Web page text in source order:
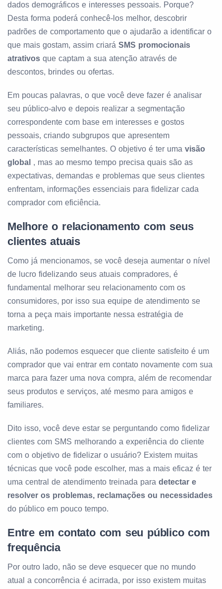
dados demográficos e interesses pessoais. Porque?
Desta forma poderá conhecê-los melhor, descobrir
padrões de comportamento que o ajudarão a identificar o
que mais gostam, assim criará SMS promocionais
atrativos que captam a sua atenção através de
descontos, brindes ou ofertas.
Em poucas palavras, o que você deve fazer é analisar
seu público-alvo e depois realizar a segmentação
correspondente com base em interesses e gostos
pessoais, criando subgrupos que apresentem
características semelhantes. O objetivo é ter uma visão
global , mas ao mesmo tempo precisa quais são as
expectativas, demandas e problemas que seus clientes
enfrentam, informações essenciais para fidelizar cada
comprador com eficiência.
Melhore o relacionamento com seus
clientes atuais
Como já mencionamos, se você deseja aumentar o nível
de lucro fidelizando seus atuais compradores, é
fundamental melhorar seu relacionamento com os
consumidores, por isso sua equipe de atendimento se
torna a peça mais importante nessa estratégia de
marketing.
Aliás, não podemos esquecer que cliente satisfeito é um
comprador que vai entrar em contato novamente com sua
marca para fazer uma nova compra, além de recomendar
seus produtos e serviços, até mesmo para amigos e
familiares.
Dito isso, você deve estar se perguntando como fidelizar
clientes com SMS melhorando a experiência do cliente
com o objetivo de fidelizar o usuário? Existem muitas
técnicas que você pode escolher, mas a mais eficaz é ter
uma central de atendimento treinada para detectar e
resolver os problemas, reclamações ou necessidades
do público em pouco tempo.
Entre em contato com seu público com
frequência
Por outro lado, não se deve esquecer que no mundo
atual a concorrência é acirrada, por isso existem muitas